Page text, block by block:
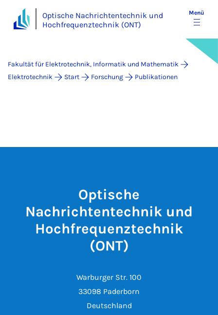
Optische Nachrichtentechnik und
Hochfrequenztechnik (ONT)
Menü
Fakultät für Elektrotechnik, Informatik und Mathematik
Elektrotechnik
Start Forschung Publikationen
Optische
Nachrichtentechnik und
Hochfrequenztechnik
(ONT)
Warburger Str. 100
33098 Paderborn
Deutschland